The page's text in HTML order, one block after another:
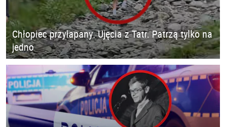
Chłopiec przyłapany. Ujęcia z Tatr. Patrzą tylko na
jedno